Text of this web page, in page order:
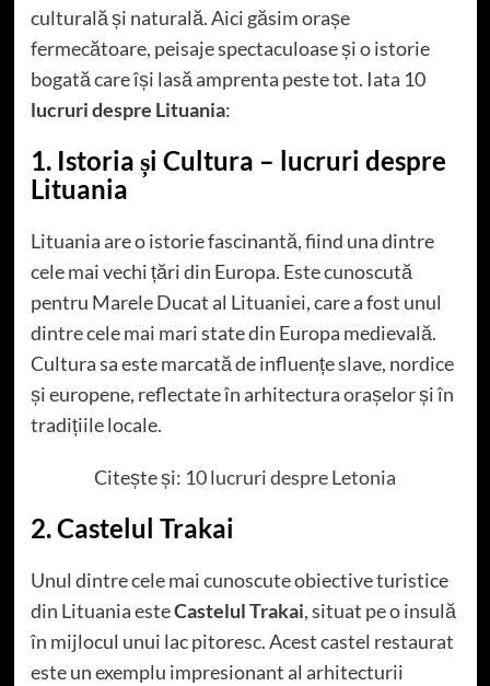
culturală și naturală. Aici găsim orașe
fermecătoare, peisaje spectaculoase și o istorie
bogată care își lasă amprenta peste tot. Iata 10
lucruri despre Lituania:
1. Istoria și Cultura – lucruri despre
Lituania
Lituania are o istorie fascinantă, fiind una dintre
cele mai vechi țări din Europa. Este cunoscută
pentru Marele Ducat al Lituaniei, care a fost unul
dintre cele mai mari state din Europa medievală.
Cultura sa este marcată de influențe slave, nordice
și europene, reflectate în arhitectura orașelor și în
tradițiile locale.
Citește și: 10 lucruri despre Letonia
2. Castelul Trakai
Unul dintre cele mai cunoscute obiective turistice
din Lituania esteCastelul Trakai, situat pe o insulă
în mijlocul unui lac pitoresc. Acest castel restaurat
este un exemplu impresionant al arhitecturii